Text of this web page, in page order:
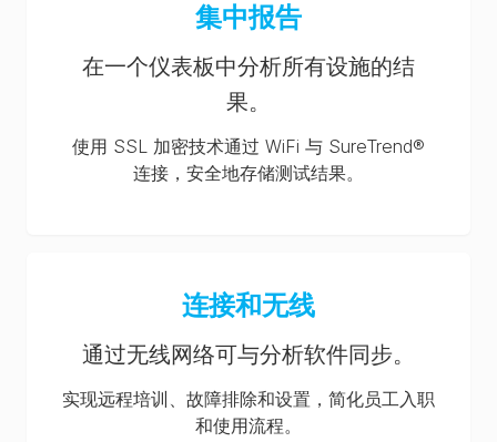
集中报告
在一个仪表板中分析所有设施的结
果。
使用 SSL 加密技术通过 WiFi 与 SureTrend®
连接，安全地存储测试结果。
连接和无线
通过无线网络可与分析软件同步。
实现远程培训、故障排除和设置，简化员工入职
和使用流程。